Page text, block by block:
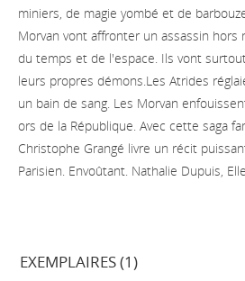
miniers, de magie yombé et de
Morvan vont affronter un assassin hors
du temps et de l'espace. Ils vont
leurs propres démons.Les Atrides
un bain de sang. Les Morvan
ors de la République. Avec cette saga
Christophe Grangé livre un récit
Parisien. Envoûtant. Nathalie Dupuis,
EXEMPLAIRES (1)